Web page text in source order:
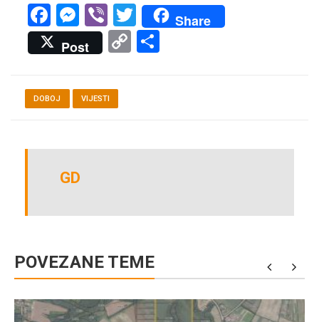
Facebook
Messenger
ViberTwitter
Share
Post
Copy
DOBOJ VIJESTI
GD
POVEZANE TEME